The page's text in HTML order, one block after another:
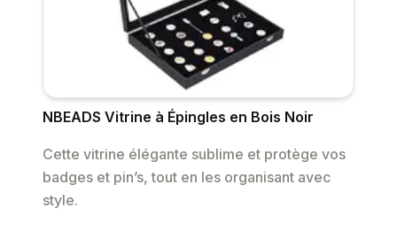
NBEADS Vitrine à Épingles en Bois Noir
Cette vitrine élégante sublime et protège vos
badges et pin’s, tout en les organisant avec
style.